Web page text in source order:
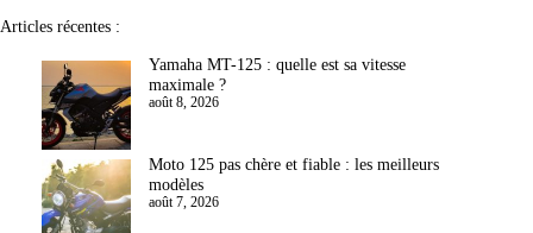
Articles récentes :
Yamaha MT-125 : quelle est sa vitesse
maximale ?
août 8, 2026
Moto 125 pas chère et fiable : les meilleurs
modèles
août 7, 2026